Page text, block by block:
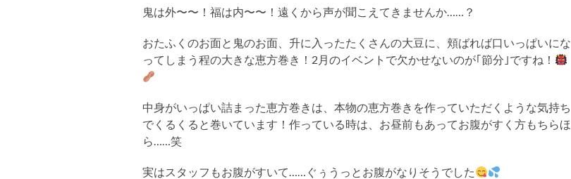
鬼は外〜〜！福は内〜〜！遠くから声が聞こえてきませんか……？
おたふくのお面と鬼のお面、升に入ったたくさんの大豆に、頬ばれば口いっぱいにな
ってしまう程の大きな恵方巻き！2月のイベントで欠かせないのが｢節分｣ですね！
中身がいっぱい詰まった恵方巻きは、本物の恵方巻きを作っていただくような気持ち
でくるくると巻いています！作っている時は、お昼前もあってお腹がすく方もちらほ
ら……笑
実はスタッフもお腹がすいて……ぐぅうっとお腹がなりそうでした